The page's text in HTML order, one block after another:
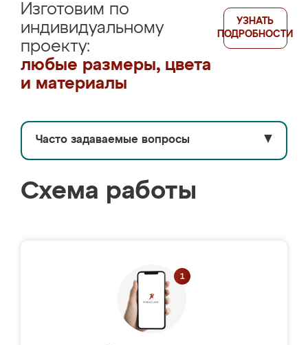
Изготовим по
индивидуальному
проекту:
любые размеры, цвета
и материалы
УЗНАТЬ
ПОДРОБНОСТИ
Часто задаваемые вопросы ▼
Схема работы